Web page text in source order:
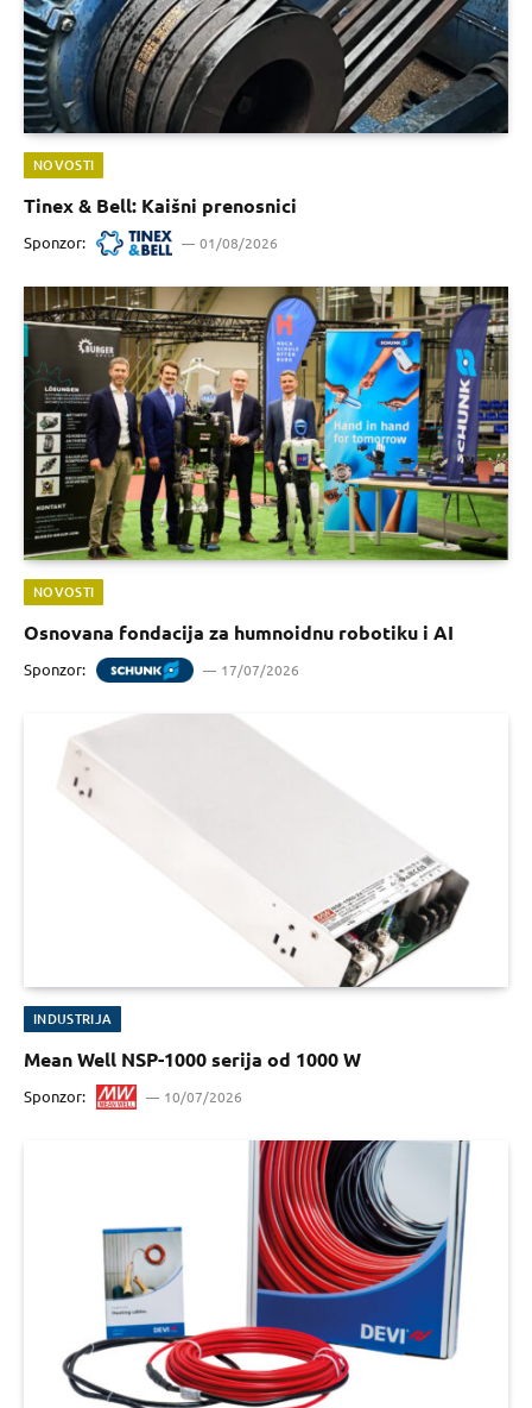
NOVOSTI
Tinex & Bell: Kaišni prenosnici
Sponzor: 01/08/2026
NOVOSTI
Osnovana fondacija za humnoidnu robotiku i AI
Sponzor: 17/07/2026
INDUSTRIJA
Mean Well NSP-1000 serija od 1000 W
Sponzor: 10/07/2026